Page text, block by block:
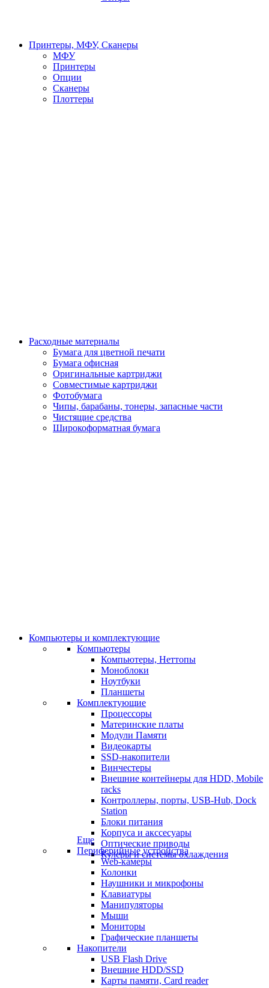
Принтеры, МФУ, Сканеры
МФУ
Принтеры
Опции
Сканеры
Плоттеры
Расходные материалы
Бумага для цветной печати
Бумага офисная
Оригинальные картриджи
Совместимые картриджи
Фотобумага
Чипы, барабаны, тонеры, запасные части
Чистящие средства
Широкоформатная бумага
Компьютеры и комплектующие
Компьютеры
Компьютеры, Неттопы
Моноблоки
Ноутбуки
Планшеты
Комплектующие
Процессоры
Материнские платы
Модули Памяти
Видеокарты
SSD-накопители
Винчестеры
Внешние контейнеры для HDD, Mobile
racks
Контроллеры, порты, USB-Hub, Dock
Station
Блоки питания
Корпуса и акссесуары
Оптические приводы
Кулеры и системы охлаждения
Еще
Периферийные устройства
Web-камеры
Колонки
Наушники и микрофоны
Клавиатуры
Манипуляторы
Мыши
Мониторы
Графические планшеты
Накопители
USB Flash Drive
Внешние HDD/SSD
Карты памяти, Card reader